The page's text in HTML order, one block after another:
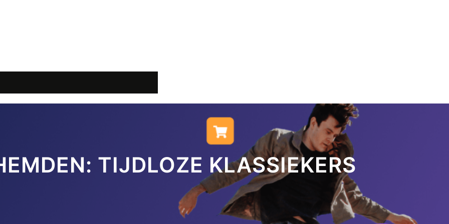
TIJDLOZE KLASSIEKERS